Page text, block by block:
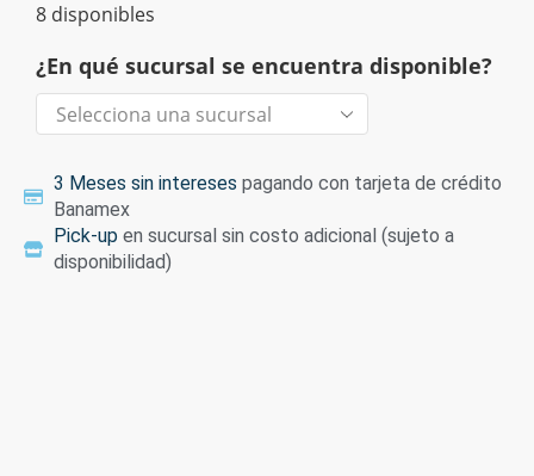
8 disponibles
¿En qué sucursal se encuentra disponible?
3 Meses sin intereses pagando con tarjeta de crédito
Banamex
Pick-up en sucursal sin costo adicional (sujeto a
disponibilidad)